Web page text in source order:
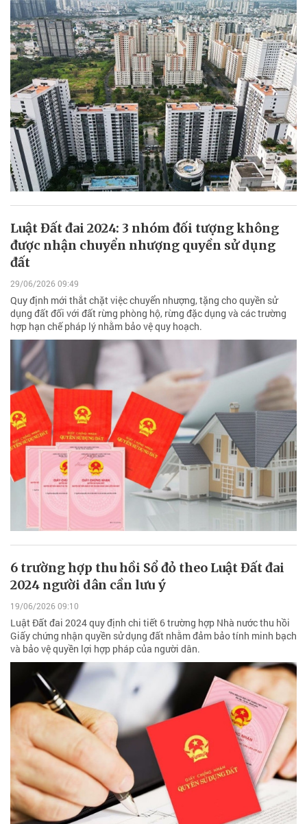
Luật Đất đai 2024: 3 nhóm đối tượng không
được nhận chuyển nhượng quyền sử dụng
đất
29/06/2026 09:49
Quy định mới thắt chặt việc chuyển nhượng, tặng cho quyền sử
dụng đất đối với đất rừng phòng hộ, rừng đặc dụng và các trường
hợp hạn chế pháp lý nhằm bảo vệ quy hoạch.
6 trường hợp thu hồi Sổ đỏ theo Luật Đất đai
2024 người dân cần lưu ý
19/06/2026 09:10
Luật Đất đai 2024 quy định chi tiết 6 trường hợp Nhà nước thu hồi
Giấy chứng nhận quyền sử dụng đất nhằm đảm bảo tính minh bạch
và bảo vệ quyền lợi hợp pháp của người dân.